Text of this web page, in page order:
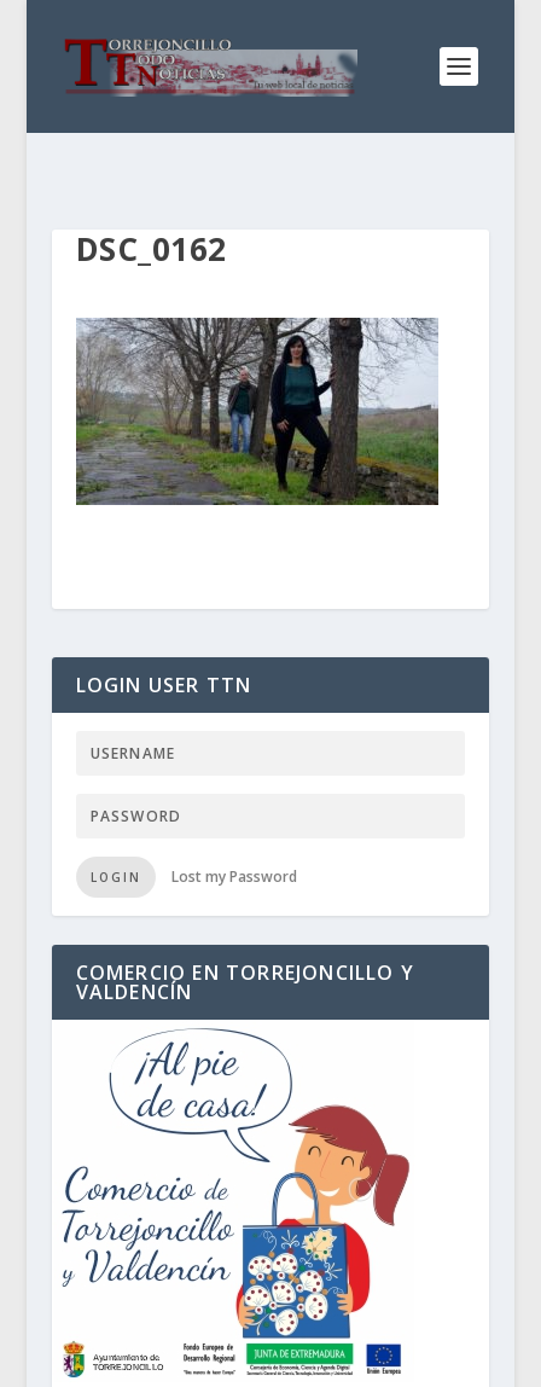
DSC_0162
LOGIN USER TTN
LOGIN Lost my Password
COMERCIO EN TORREJONCILLO Y
VALDENCÍN